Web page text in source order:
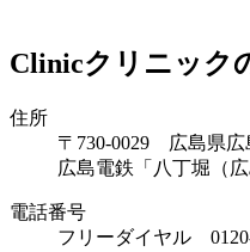
Clinicクリニック
住所
〒730-0029 広島県広
広島電鉄「八丁堀（
電話番号
フリーダイヤル